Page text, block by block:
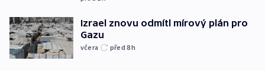
Izrael znovu odmítl mírový plán pro
Gazu
včera před 8h